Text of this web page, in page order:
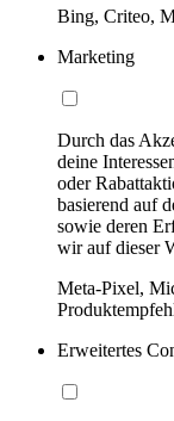
Bing, Criteo,
Marketing
Durch das
deine
oder
basierend auf
sowie deren
wir auf dieser
Meta-Pixel,
Erweitertes